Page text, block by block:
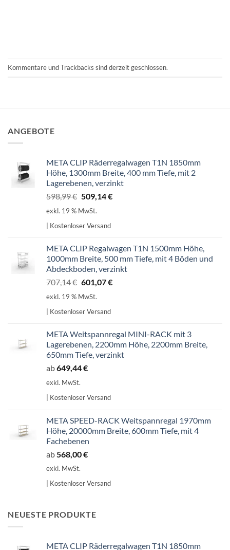
Kommentare und Trackbacks sind derzeit geschlossen.
ANGEBOTE
META CLIP Räderregalwagen T1N 1850mm
Höhe, 1300mm Breite, 400 mm Tiefe, mit 2
Lagerebenen, verzinkt
598,99€ Ursprünglicher
Preis
598,99 €
509,14€Aktueller
exkl. 19 % MwSt.
| Kostenloser Versand
META CLIP Regalwagen T1N 1500mm Höhe,
1000mm Breite, 500 mm Tiefe, mit 4 Böden und
Abdeckboden, verzinkt
707,14€ Ursprünglicher
Preis
707,14 €
601,07€Aktueller
exkl. 19 % MwSt.
| Kostenloser Versand
META Weitspannregal MINI-RACK mit 3
Lagerebenen, 2200mm Höhe, 2200mm Breite,
650mm Tiefe, verzinkt
ab649,44€
exkl. MwSt.
| Kostenloser Versand
META SPEED-RACK Weitspannregal 1970mm
Höhe, 20000mm Breite, 600mm Tiefe, mit 4
Fachebenen
ab 568,00€
exkl. MwSt.
| Kostenloser Versand
NEUESTE PRODUKTE
META CLIP Räderregalwagen T1N 1850mm